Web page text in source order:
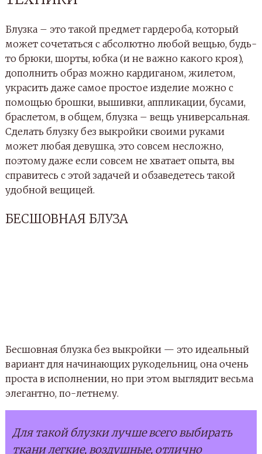
Блузка – это такой предмет гардероба, который
может сочетаться с абсолютно любой вещью, будь-
то брюки, шорты, юбка (и не важно какого кроя),
дополнить образ можно кардиганом, жилетом,
украсить даже самое простое изделие можно с
помощью брошки, вышивки, аппликации, бусами,
браслетом, в общем, блузка – вещь универсальная.
Сделать блузку без выкройки своими руками
может любая девушка, это совсем несложно,
поэтому даже если совсем не хватает опыта, вы
справитесь с этой задачей и обзаведетесь такой
удобной вещицей.
БЕСШОВНАЯ БЛУЗА
Бесшовная блузка без выкройки — это идеальный
вариант для начинающих рукодельниц, она очень
проста в исполнении, но при этом выглядит весьма
элегантно, по-летнему.
Для такой блузки лучше всего выбирать
ткани легкие, воздушные, отлично